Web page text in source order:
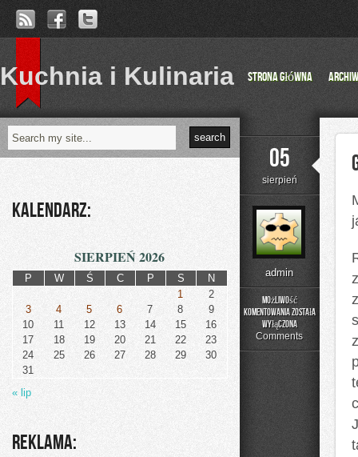
Kuchnia i Kulinaria Strona główna
05
sierpień
admin
Możliwość
komentowania
przemysłu
elektromaszynowego
została
wyłączona
Comments
Kalendarz:
SIERPIEŃ 2026
P W Ś C P S
N
1
2
3
4 5 6 7 8
9
10
11 12 13 14 15
16
17
18 19 20 21 22
23
24
25 26 27 28 29
30
31
« lip
Reklama: